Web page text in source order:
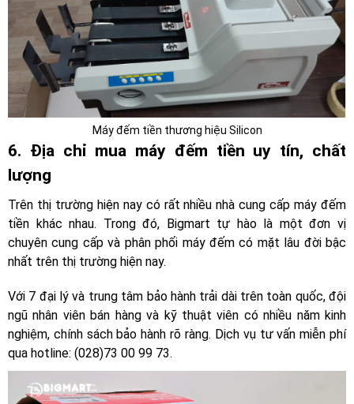
Máy đếm tiền thương hiệu Silicon
6. Địa chỉ mua máy đếm tiền uy tín, chất
lượng
Trên thị trường hiện nay có rất nhiều nhà cung cấp máy đếm
tiền khác nhau. Trong đó, Bigmart tự hào là một đơn vị
chuyên cung cấp và phân phối máy đếm có mặt lâu đời bậc
nhất trên thị trường hiện nay.
Với 7 đại lý và trung tâm bảo hành trải dài trên toàn quốc, đội
ngũ nhân viên bán hàng và kỹ thuật viên có nhiều năm kinh
nghiệm, chính sách bảo hành rõ ràng. Dịch vụ tư vấn miễn phí
qua hotline: (028)73 00 99 73.